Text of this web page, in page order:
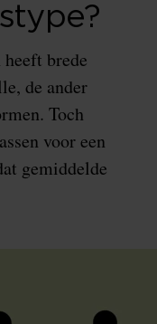
brede
de ander
Toch
voor een
gemiddelde